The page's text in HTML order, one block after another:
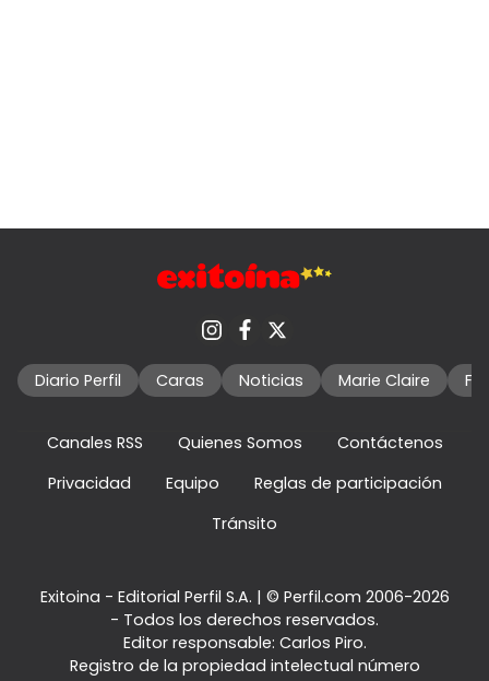
Diario Perfil Caras Noticias Marie Claire
Canales RSS Quienes Somos
Contáctenos
Privacidad
Equipo
Reglas de participación
Tránsito
Exitoina - Editorial Perfil S.A. | © Perfil.com 2006-2026
- Todos los derechos reservados.
Editor responsable: Carlos Piro.
Registro de la propiedad intelectual número